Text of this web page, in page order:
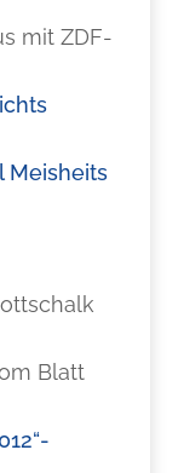
mit ZDF-
Meisheits
Blatt